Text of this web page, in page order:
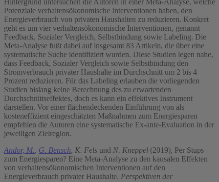
Potenziale verhaltensökonomische Interventionen haben, den
Energieverbrauch von privaten Haushalten zu reduzieren. Konkret
geht es um vier verhaltensökonomische Interventionen, genannt
Feedback, Sozialer Vergleich, Selbstbindung sowie Labeling. Die
Meta-Analyse fußt dabei auf insgesamt 83 Artikeln, die über eine
systematische Suche identifiziert wurden. Diese Studien legen nahe,
dass Feedback, Sozialer Vergleich sowie Selbstbindung den
Stromverbrauch privater Haushalte im Durchschnitt um 2 bis 4
Prozent reduzieren. Für das Labeling erlauben die vorliegenden
Studien bislang keine Berechnung des zu erwartenden
Durchschnittseffektes, doch es kann ein effektives Instrument
darstellen. Vor einer flächendeckenden Einführung von als
kosteneffizient eingeschätzten Maßnahmen zum Energiesparen
empfehlen die Autoren eine systematische Ex-ante-Evaluation in der
jeweiligen Zielregion.
Andor, M., G. Bensch, K. Fels und N. Kneppel (2019), Per Stups
zum Energiesparen? Eine Meta-Analyse zu den kausalen Effekten
von verhaltensökonomischen Interventionen auf den
Energieverbrauch privater Haushalte. Perspektiven der